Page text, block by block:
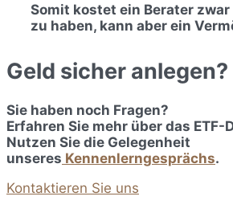
Somit kostet ein Berater zwar
zu haben, kann aber ein
Geld sicher anlegen?
Sie haben noch Fragen?
Erfahren Sie mehr über das ETF-
Nutzen Sie die Gelegenheit
unseres Kennenlerngesprächs.
Kontaktieren Sie uns